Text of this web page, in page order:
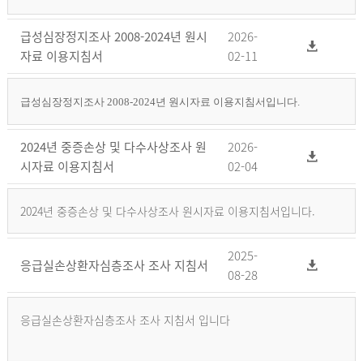
급성심장정지조사 2008-2024년 원시
자료 이용지침서
2026-
02-11
급성심장정지조사 2008-2024년 원시자료 이용지침서입니다.
2024년 중증손상 및 다수사상조사 원
시자료 이용지침서
2026-
02-04
2024년 중증손상 및 다수사상조사 원시자료 이용지침서입니다.
응급실손상환자심층조사 조사 지침서
2025-
08-28
응급실손상환자심층조사 조사 지침서 입니다